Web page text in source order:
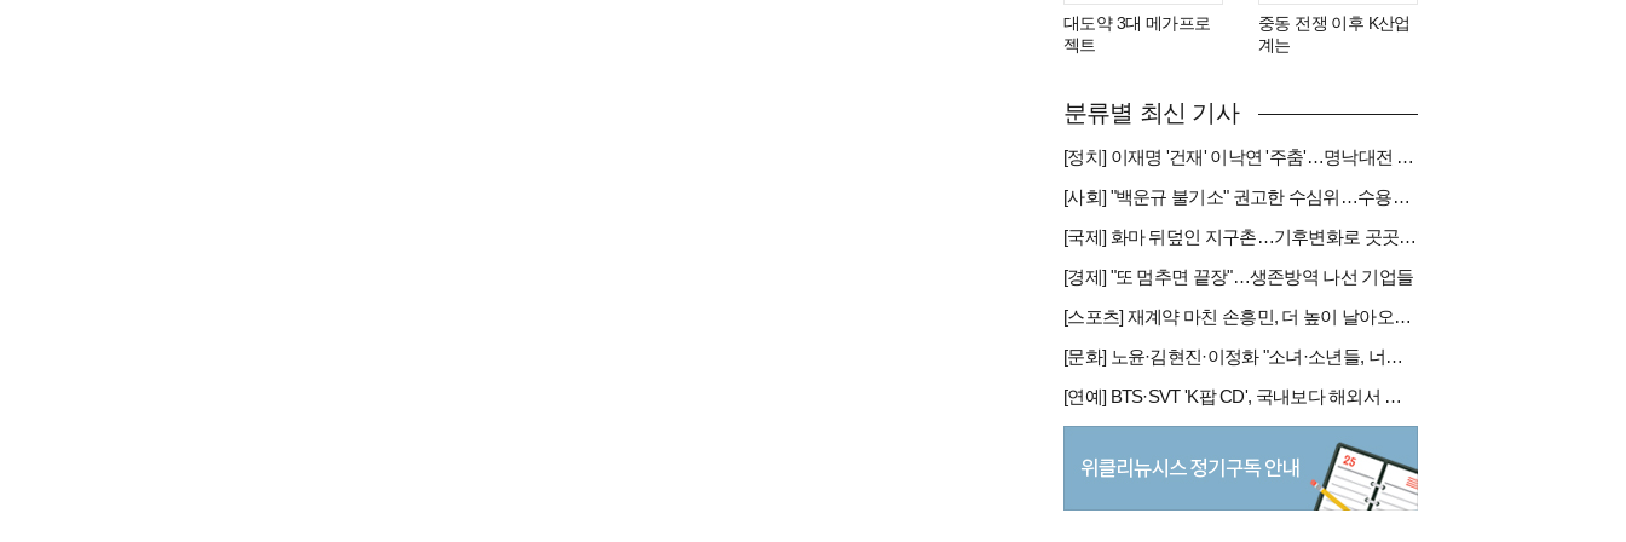
대도약 3대 메가프로
젝트
중동 전쟁 이후 K산업
계는
분류별 최신 기사
[정치] 이재명 '건재' 이낙연 '주춤'…명낙대전 불안한 휴전
[사회] "백운규 불기소" 권고한 수심위…수용땐 줄소송 피할듯
[국제] 화마 뒤덮인 지구촌…기후변화로 곳곳 대형 화재
[경제] "또 멈추면 끝장"…생존방역 나선 기업들
[스포츠] 재계약 마친 손흥민, 더 높이 날아오를까
[문화] 노윤·김현진·이정화 "소녀·소년들, 너희는 혼자가 아니야"
[연예] BTS·SVT 'K팝 CD', 국내보다 해외서 더 팔린다 왜?